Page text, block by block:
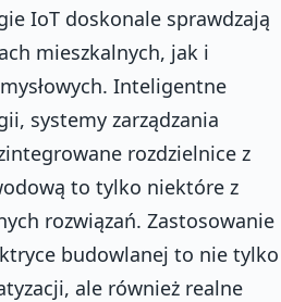
IoT doskonale sprawdzają
mieszkalnych, jak i
Inteligentne
systemy zarządzania
rozdzielnice z
to tylko niektóre z
rozwiązań. Zastosowanie
budowlanej to nie tylko
ale również realne